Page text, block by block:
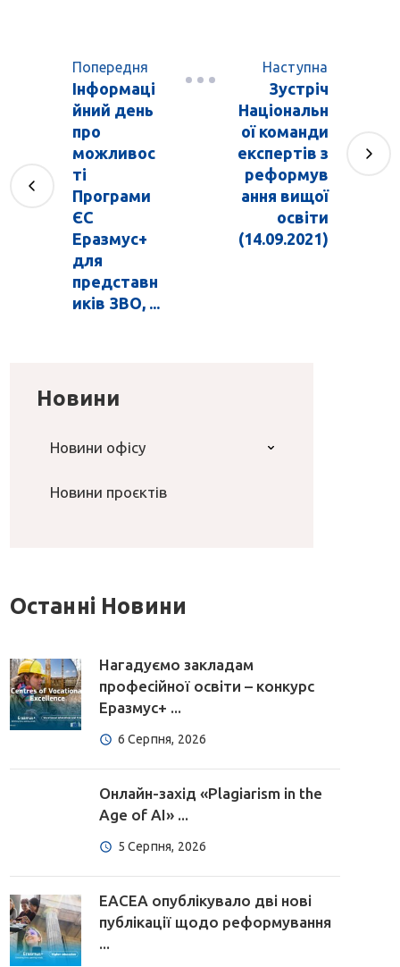
Попередня
Інформаці
йний день
про
можливос
ті
Програми
ЄС
Еразмус+
для
представн
иків ЗВО, ...
Наступна
Зустріч
Національн
ої команди
експертів з
реформув
ання вищої
освіти
(14.09.2021)
Новини
Новини офісу
Новини проєктів
Останні Новини
Нагадуємо закладам
професійної освіти – конкурс
Еразмус+ ...
6 Серпня, 2026
Онлайн-захід «Plagiarism in the
Age of AI» ...
5 Серпня, 2026
EACEA опублікувало дві нові
публікації щодо реформування
...